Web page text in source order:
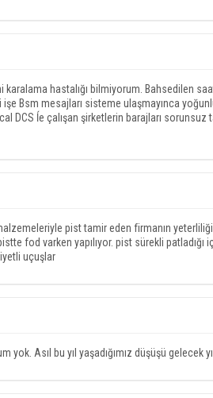
hastalığı bilmiyorum. Bahsedilen
Bsm mesajları sisteme ulaşmayınca
DCS ĺe çalışan şirketlerin barajları sorunsuz
pist tamir eden firmanın
fod varken yapılıyor. pist sürekli
uçuşlar
Asıl bu yıl yaşadığımız düşüşü gelecek